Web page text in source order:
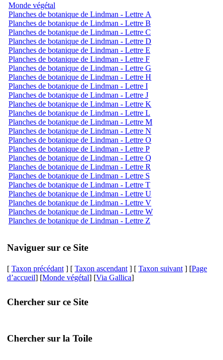
Monde végétal
Planches de botanique de Lindman - Lettre A
Planches de botanique de Lindman - Lettre B
Planches de botanique de Lindman - Lettre C
Planches de botanique de Lindman - Lettre D
Planches de botanique de Lindman - Lettre E
Planches de botanique de Lindman - Lettre F
Planches de botanique de Lindman - Lettre G
Planches de botanique de Lindman - Lettre H
Planches de botanique de Lindman - Lettre I
Planches de botanique de Lindman - Lettre J
Planches de botanique de Lindman - Lettre K
Planches de botanique de Lindman - Lettre L
Planches de botanique de Lindman - Lettre M
Planches de botanique de Lindman - Lettre N
Planches de botanique de Lindman - Lettre O
Planches de botanique de Lindman - Lettre P
Planches de botanique de Lindman - Lettre Q
Planches de botanique de Lindman - Lettre R
Planches de botanique de Lindman - Lettre S
Planches de botanique de Lindman - Lettre T
Planches de botanique de Lindman - Lettre U
Planches de botanique de Lindman - Lettre V
Planches de botanique de Lindman - Lettre W
Planches de botanique de Lindman - Lettre Z
Naviguer sur ce Site
[ Taxon précédant ] [ Taxon ascendant ] [ Taxon suivant ] [Page
d’accueil] [Monde végétal] [Via Gallica]
Chercher sur ce Site
Chercher sur la Toile